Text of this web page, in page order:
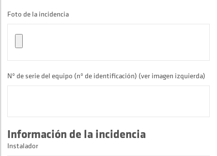
Foto de la incidencia
Nº de serie del equipo (nº de identificación) (ver imagen izquierda)
Información de la incidencia
Instalador